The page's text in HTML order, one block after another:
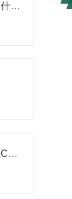
高锰酸钾滴定液在操作时有什么要领可言呢？
普西奥色谱试剂：提供HPLC级、LC-MS级等多种规格色谱试剂